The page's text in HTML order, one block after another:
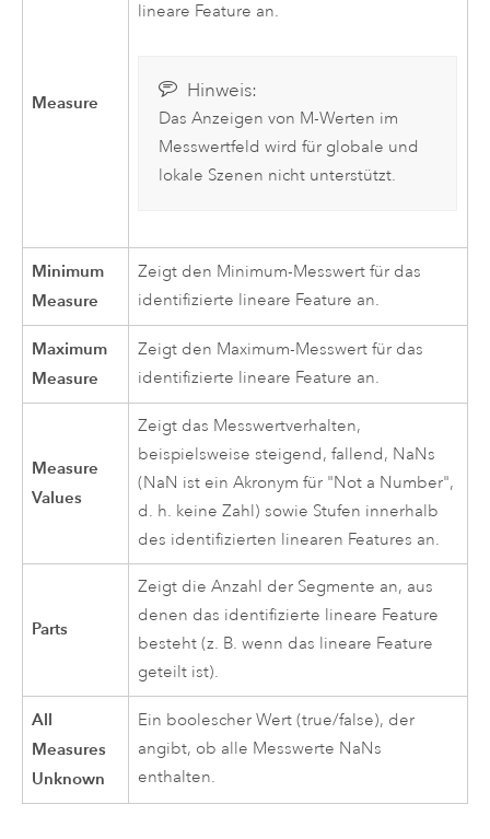
Measure
lineare Feature an.
Hinweis:
Das Anzeigen von M-Werten im
Messwertfeld wird für globale und
lokale Szenen nicht unterstützt.
Minimum
Measure
Zeigt den Minimum-Messwert für das
identifizierte lineare Feature an.
Maximum
Measure
Zeigt den Maximum-Messwert für das
identifizierte lineare Feature an.
Measure
Values
Zeigt das Messwertverhalten,
beispielsweise steigend, fallend, NaNs
(NaN ist ein Akronym für "Not a Number",
d. h. keine Zahl) sowie Stufen innerhalb
des identifizierten linearen Features an.
Parts
Zeigt die Anzahl der Segmente an, aus
denen das identifizierte lineare Feature
besteht (z. B. wenn das lineare Feature
geteilt ist).
All
Measures
Unknown
Ein boolescher Wert (true/false), der
angibt, ob alle Messwerte NaNs
enthalten.